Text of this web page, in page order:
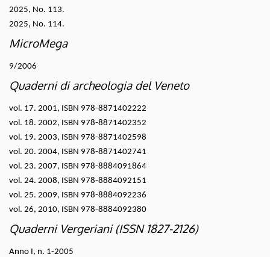
2025, No. 113.
2025, No. 114.
MicroMega
9/2006
Quaderni di archeologia del Veneto
vol. 17. 2001, ISBN 978-8871402222
vol. 18. 2002, ISBN 978-8871402352
vol. 19. 2003, ISBN 978-8871402598
vol. 20. 2004, ISBN 978-8871402741
vol. 23. 2007, ISBN 978-8884091864
vol. 24. 2008, ISBN 978-8884092151
vol. 25. 2009, ISBN 978-8884092236
vol. 26, 2010, ISBN 978-8884092380
Quaderni Vergeriani (ISSN 1827-2126)
Anno I, n. 1-2005